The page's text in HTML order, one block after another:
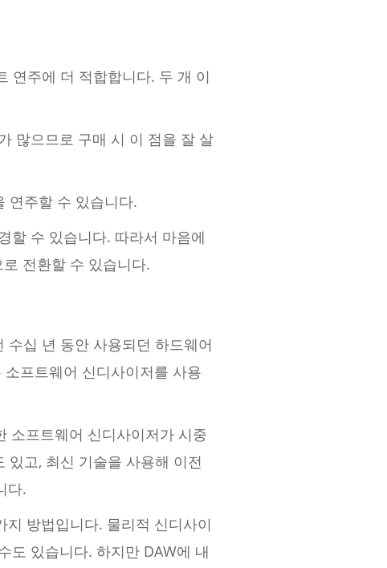
연주에 더 적합합니다. 두 개 이
많으므로 구매 시 이 점을 잘 살
연주할 수 있습니다.
할 수 있습니다. 따라서 마음에
전환할 수 있습니다.
수십 년 동안 사용되던 하드웨어
프트웨어 신디사이저를 사용
소프트웨어 신디사이저가 시중
있고, 최신 기술을 사용해 이전
다.
방법입니다. 물리적 신디사이
도 있습니다. 하지만 DAW에 내